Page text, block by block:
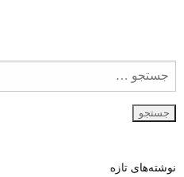
نوشته‌های تازه